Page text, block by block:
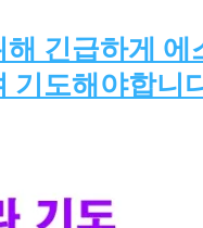
긴급하게 에
기도해야합니